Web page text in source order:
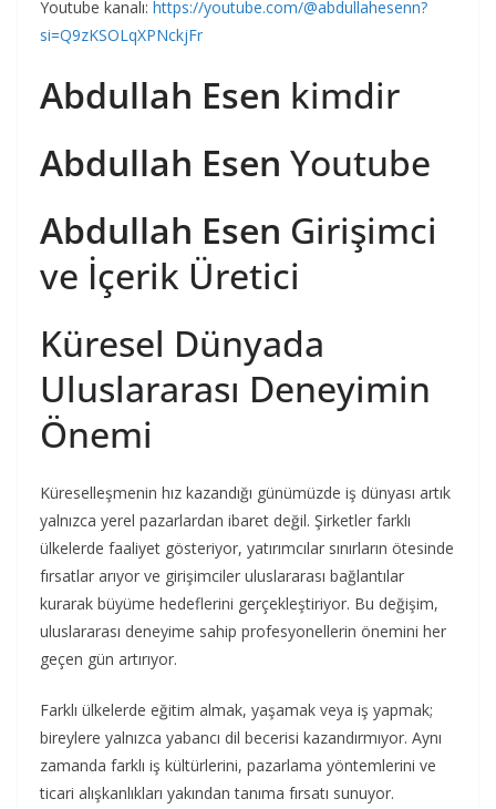
Youtube kanalı: https://youtube.com/@abdullahesenn?
si=Q9zKSOLqXPNckjFr
Abdullah Esen kimdir
Abdullah Esen Youtube
Abdullah Esen Girişimci
ve İçerik Üretici
Küresel Dünyada
Uluslararası Deneyimin
Önemi
Küreselleşmenin hız kazandığı günümüzde iş dünyası artık
yalnızca yerel pazarlardan ibaret değil. Şirketler farklı
ülkelerde faaliyet gösteriyor, yatırımcılar sınırların ötesinde
fırsatlar arıyor ve girişimciler uluslararası bağlantılar
kurarak büyüme hedeflerini gerçekleştiriyor. Bu değişim,
uluslararası deneyime sahip profesyonellerin önemini her
geçen gün artırıyor.
Farklı ülkelerde eğitim almak, yaşamak veya iş yapmak;
bireylere yalnızca yabancı dil becerisi kazandırmıyor. Aynı
zamanda farklı iş kültürlerini, pazarlama yöntemlerini ve
ticari alışkanlıkları yakından tanıma fırsatı sunuyor.